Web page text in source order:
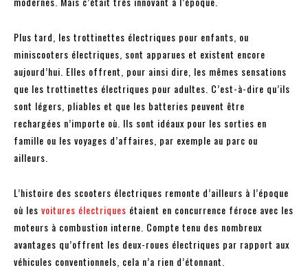
Plus tard, les trottinettes électriques pour enfants, ou
miniscooters électriques, sont apparues et existent encore
aujourd’hui. Elles offrent, pour ainsi dire, les mêmes sensations
que les trottinettes électriques pour adultes. C’est-à-dire qu’ils
sont légers, pliables et que les batteries peuvent être
rechargées n’importe où. Ils sont idéaux pour les sorties en
famille ou les voyages d’affaires, par exemple au parc ou
ailleurs.
L’histoire des scooters électriques remonte d’ailleurs à l’époque
où les voitures électriques étaient en concurrence féroce avec les
moteurs à combustion interne. Compte tenu des nombreux
avantages qu’offrent les deux-roues électriques par rapport aux
véhicules conventionnels, cela n’a rien d’étonnant.